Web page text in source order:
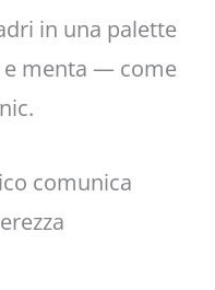
in una palette
menta — come
comunica